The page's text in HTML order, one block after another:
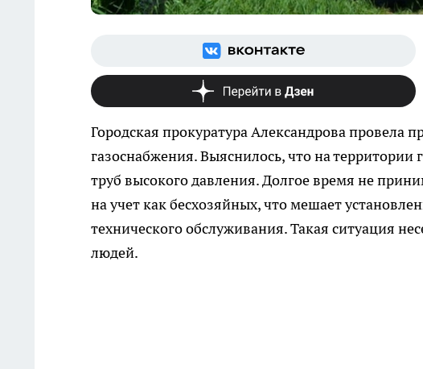
Городская прокуратура Александрова провела
газоснабжения. Выяснилось, что на
труб высокого давления. Долгое время не
на учет как бесхозяйных, что мешает
технического обслуживания. Такая ситуация
людей.